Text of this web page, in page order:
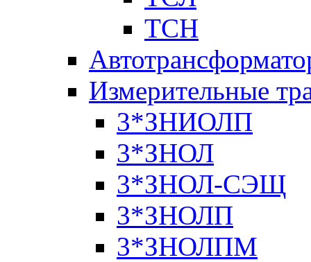
ТСН
Измерительные
3*ЗНИОЛП
3*ЗНОЛ
3*ЗНОЛ-СЭЩ
3*ЗНОЛП
3*ЗНОЛПМ